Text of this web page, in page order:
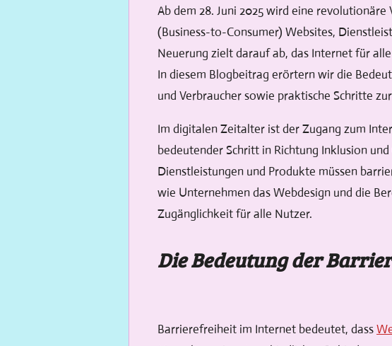
Ab dem 28. Juni 2025 wird eine
(Business-to-Consumer) Websites,
Neuerung zielt darauf ab, das Internet für
In diesem Blogbeitrag erörtern wir die
und Verbraucher sowie praktische Schritte
Im digitalen Zeitalter ist der Zugang zum
bedeutender Schritt in Richtung Inklusion
Dienstleistungen und Produkte müssen
wie Unternehmen das Webdesign und die
Zugänglichkeit für alle Nutzer.
Die Bedeutung der
Barrierefreiheit im Internet bedeutet, dass